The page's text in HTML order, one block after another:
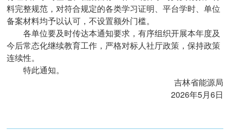
料完整规范，对符合规定的各类学习证明、平台学时、单位
备案材料均予以认可，不设置额外门槛。
各单位要及时传达本通知要求，有序组织开展本年度及
今后常态化继续教育工作，严格对标人社厅政策，保持政策
连续性。
特此通知。
吉林省能源局
2026年5月6日